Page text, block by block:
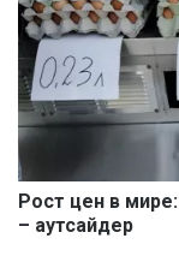
Рост цен в
– аутсайдер